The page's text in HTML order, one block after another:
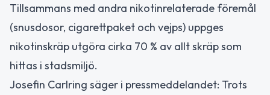
Tillsammans med andra nikotinrelaterade föremål
(snusdosor, cigarettpaket och vejps) uppges
nikotinskräp utgöra cirka 70 % av allt skräp som
hittas i stadsmiljö.
Josefin Carlring säger i pressmeddelandet: Trots